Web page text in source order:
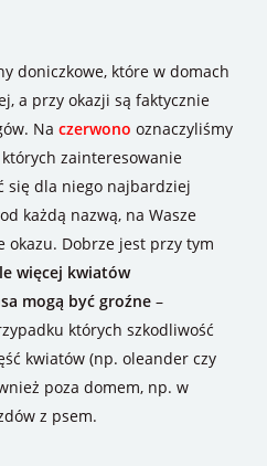
doniczkowe, które w domach
a przy okazji są faktycznie
Na czerwono oznaczyliśmy
zainteresowanie
się dla niego najbardziej
każdą nazwą, na Wasze
okazu. Dobrze jest przy tym
więcej kwiatów
mogą być groźne–
których szkodliwość
kwiatów (np. oleander czy
poza domem, np. w
z psem.